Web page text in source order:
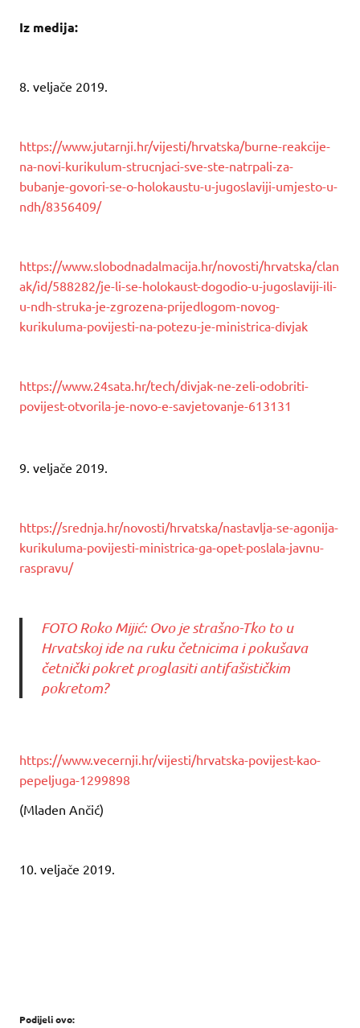
Iz medija:
8. veljače 2019.
https://www.jutarnji.hr/vijesti/hrvatska/burne-reakcije-
na-novi-kurikulum-strucnjaci-sve-ste-natrpali-za-
bubanje-govori-se-o-holokaustu-u-jugoslaviji-umjesto-u-
ndh/8356409/
https://www.slobodnadalmacija.hr/novosti/hrvatska/clan
ak/id/588282/je-li-se-holokaust-dogodio-u-jugoslaviji-ili-
u-ndh-struka-je-zgrozena-prijedlogom-novog-
kurikuluma-povijesti-na-potezu-je-ministrica-divjak
https://www.24sata.hr/tech/divjak-ne-zeli-odobriti-
povijest-otvorila-je-novo-e-savjetovanje-613131
9. veljače 2019.
https://srednja.hr/novosti/hrvatska/nastavlja-se-agonija-
kurikuluma-povijesti-ministrica-ga-opet-poslala-javnu-
raspravu/
FOTO Roko Mijić: Ovo je strašno-Tko to u
Hrvatskoj ide na ruku četnicima i pokušava
četnički pokret proglasiti antifašističkim
pokretom?
https://www.vecernji.hr/vijesti/hrvatska-povijest-kao-
pepeljuga-1299898
(Mladen Ančić)
10. veljače 2019.
Podijeli ovo: